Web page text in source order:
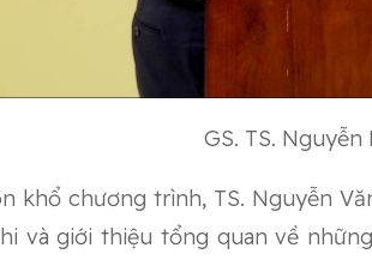
GS. TS.
khổ chương trình, TS. Nguyễn
và giới thiệu tổng quan về